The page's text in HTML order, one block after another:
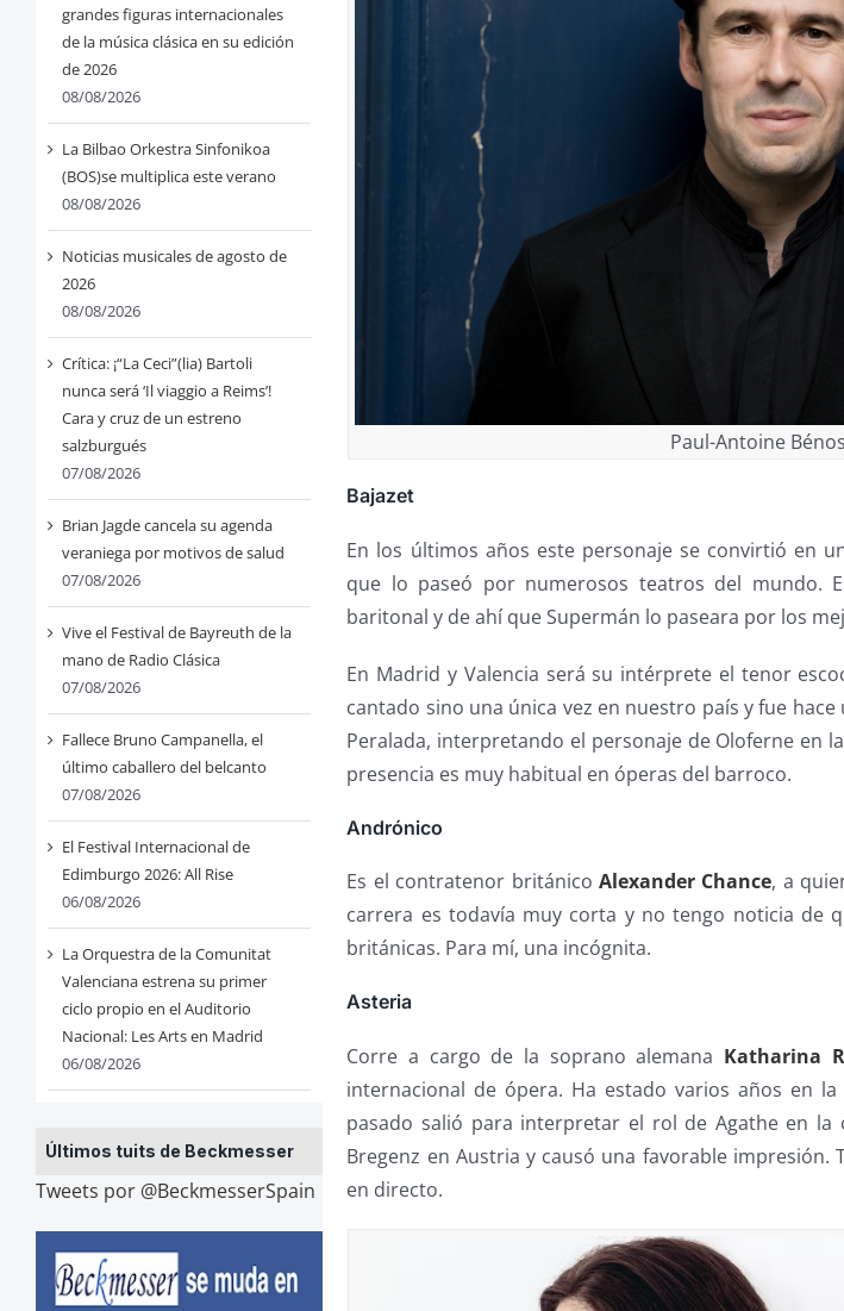
grandes figuras internacionales
de la música clásica en su edición
de 2026
08/08/2026
La Bilbao Orkestra Sinfonikoa
(BOS)se multiplica este verano
08/08/2026
Noticias musicales de agosto de
2026
08/08/2026
Crítica: ¡“La Ceci”(lia) Bartoli
nunca será ‘Il viaggio a Reims’!
Cara y cruz de un estreno
salzburgués
07/08/2026
Brian Jagde cancela su agenda
veraniega por motivos de salud
07/08/2026
Vive el Festival de Bayreuth de la
mano de Radio Clásica
07/08/2026
Fallece Bruno Campanella, el
último caballero del belcanto
07/08/2026
El Festival Internacional de
Edimburgo 2026: All Rise
06/08/2026
La Orquestra de la Comunitat
Valenciana estrena su primer
ciclo propio en el Auditorio
Nacional: Les Arts en Madrid
06/08/2026
Últimos tuits de Beckmesser
Tweets por @BeckmesserSpain
Paul-Antoine
Bajazet
En los últimos años este personaje se convirtió en
que lo paseó por numerosos teatros del mundo.
baritonal y de ahí que Supermán lo paseara por los
En Madrid y Valencia será su intérprete el tenor
cantado sino una única vez en nuestro país y fue
Peralada, interpretando el personaje de Oloferne en
presencia es muy habitual en óperas del barroco.
Andrónico
Es el contratenor británico Alexander Chance, a
carrera es todavía muy corta y no tengo noticia de
británicas. Para mí, una incógnita.
Asteria
Corre a cargo de la soprano alemana Katharina
internacional de ópera. Ha estado varios años en
pasado salió para interpretar el rol de Agathe en
Bregenz en Austria y causó una favorable impresión.
en directo.